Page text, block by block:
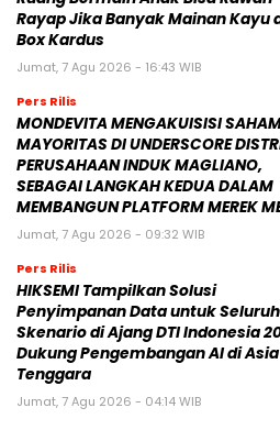
Rayap Jika Banyak Mainan Kayu
Box Kardus
Jumat, 7 Agu 2026 - 16:43 WIB
Pers Rilis
MONDEVITA MENGAKUISISI
MAYORITAS DI UNDERSCORE
PERUSAHAAN INDUK MAGLIANO,
SEBAGAI LANGKAH KEDUA DALAM
MEMBANGUN PLATFORM MEREK
Jumat, 7 Agu 2026 - 09:32 WIB
Pers Rilis
HIKSEMI Tampilkan Solusi
Penyimpanan Data untuk Seluruh
Skenario di Ajang DTI Indonesia
Dukung Pengembangan AI di Asia
Tenggara
Jumat, 7 Agu 2026 - 04:14 WIB